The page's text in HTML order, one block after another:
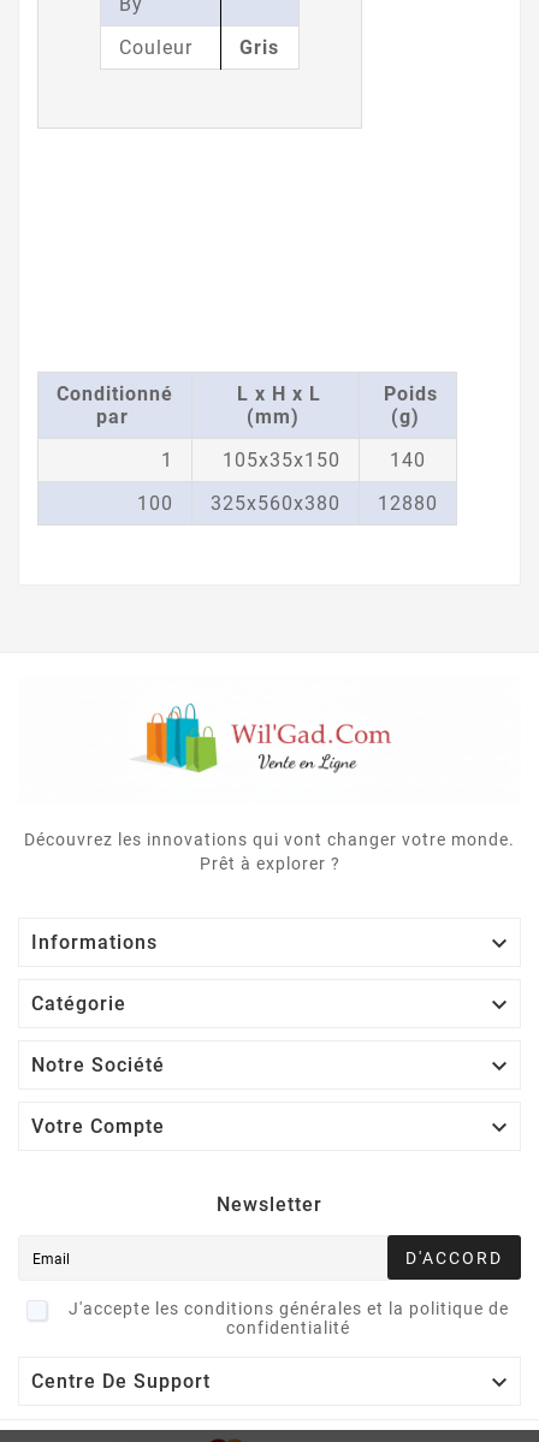
Couleur Gris
Conditionné
par
L x H x L
(mm)
Poids
(g)
1
105x35x150
140
100
325x560x380 12880
Découvrez les innovations qui vont changer votre monde.
Prêt à explorer ?
Informations 
Catégorie 
Notre Société 
Votre Compte 
Newsletter
D'ACCORD
J'accepte les conditions générales et la politique de
confidentialité
Centre De Support 